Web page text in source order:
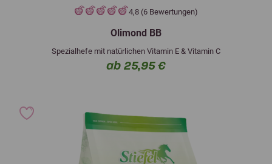
4,8 (6 Bewertungen)
Olimond BB
Spezialhefe mit natürlichen Vitamin E & Vitamin C
ab 25,95 €